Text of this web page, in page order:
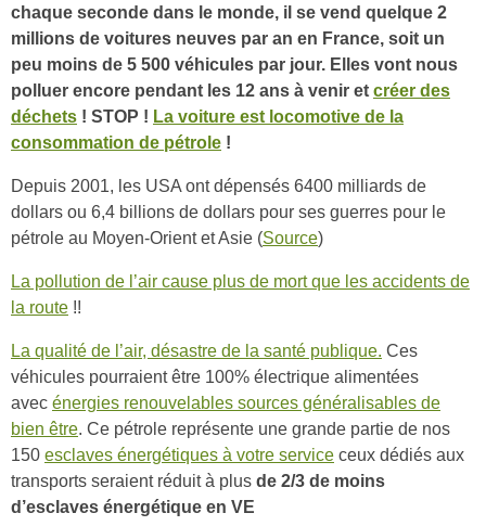
chaque seconde dans le monde, il se vend quelque 2
millions de voitures neuves par an en France, soit un
peu moins de 5 500 véhicules par jour. Elles vont nous
polluer encore pendant les 12 ans à venir et créer des
déchets ! STOP ! La voiture est locomotive de la
consommation de pétrole !
Depuis 2001, les USA ont dépensés 6400 milliards de
dollars ou 6,4 billions de dollars pour ses guerres pour le
pétrole au Moyen-Orient et Asie (Source)
La pollution de l’air cause plus de mort que les accidents de
la route !!
La qualité de l’air, désastre de la santé publique. Ces
véhicules pourraient être 100% électrique alimentées
avec énergies renouvelables sources généralisables de
bien être. Ce pétrole représente une grande partie de nos
150 esclaves énergétiques à votre service ceux dédiés aux
transports seraient réduit à plus de 2/3 de moins
d’esclaves énergétique en VE